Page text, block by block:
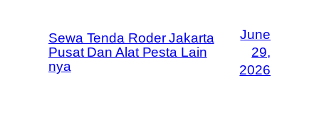
Sewa Tenda Roder Jakarta
Pusat Dan Alat Pesta Lain
nya
June
29,
2026